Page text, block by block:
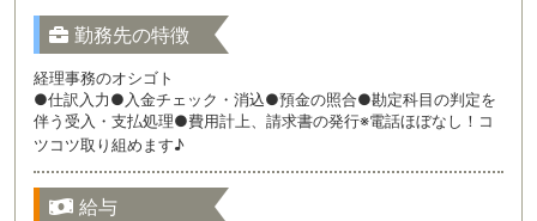
勤務先の特徴
経理事務のオシゴト
●仕訳入力●入金チェック・消込●預金の照合●勘定科目の判定を
伴う受入・支払処理●費用計上、請求書の発行※電話ほぼなし！コ
ツコツ取り組めます♪
給与